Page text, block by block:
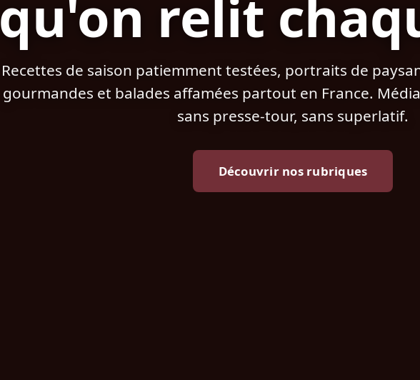
qu'on relit
Recettes de saison patiemment testées, portraits de
gourmandes et balades affamées partout en France.
sans presse-tour, sans superlatif.
Découvrir nos rubriques